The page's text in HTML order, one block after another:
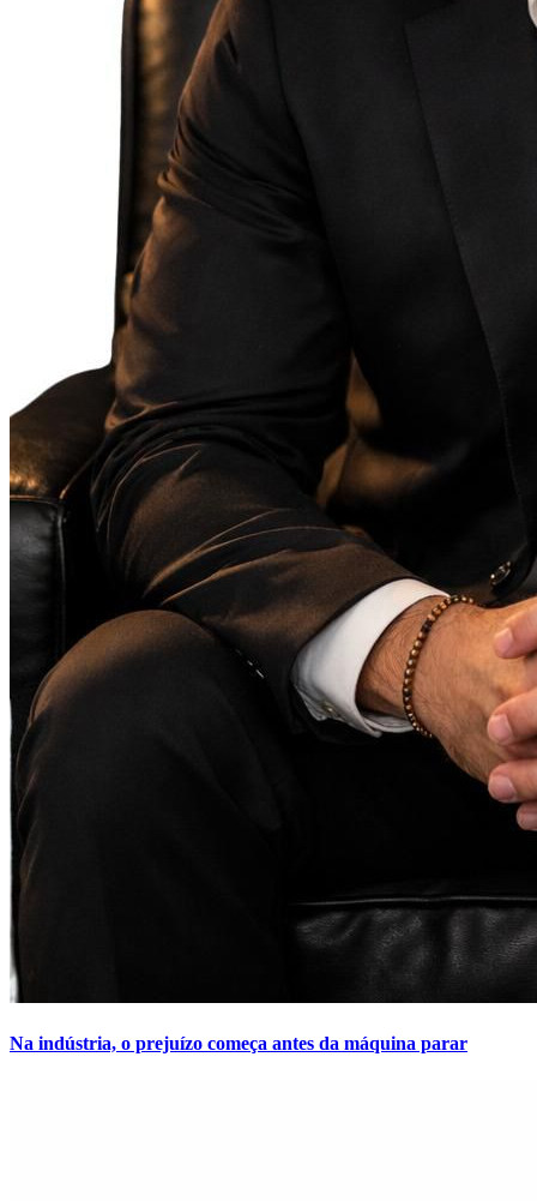
Na indústria, o prejuízo começa antes da máquina parar